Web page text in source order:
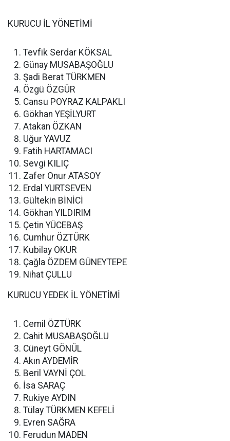
KURUCU İL YÖNETİMİ
Tevfik Serdar KÖKSAL
Günay MUSABAŞOĞLU
Şadi Berat TÜRKMEN
Özgü ÖZGÜR
Cansu POYRAZ KALPAKLI
Gökhan YEŞİLYURT
Atakan ÖZKAN
Uğur YAVUZ
Fatih HARTAMACI
Sevgi KILIÇ
Zafer Onur ATASOY
Erdal YURTSEVEN
Gültekin BİNİCİ
Gökhan YILDIRIM
Çetin YÜCEBAŞ
Cumhur ÖZTÜRK
Kubilay OKUR
Çağla ÖZDEM GÜNEYTEPE
Nihat ÇULLU
KURUCU YEDEK İL YÖNETİMİ
Cemil ÖZTÜRK
Cahit MUSABAŞOĞLU
Cüneyt GÖNÜL
Akın AYDEMİR
Beril VAYNİ ÇOL
İsa SARAÇ
Rukiye AYDIN
Tülay TÜRKMEN KEFELİ
Evren SAĞRA
Ferudun MADEN